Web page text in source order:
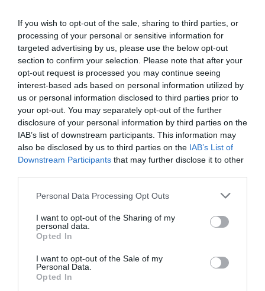
If you wish to opt-out of the sale, sharing to third parties, or
processing of your personal or sensitive information for
targeted advertising by us, please use the below opt-out
section to confirm your selection. Please note that after your
opt-out request is processed you may continue seeing
interest-based ads based on personal information utilized by
us or personal information disclosed to third parties prior to
your opt-out. You may separately opt-out of the further
disclosure of your personal information by third parties on the
IAB’s list of downstream participants. This information may
also be disclosed by us to third parties on the IAB’s List of
Downstream Participants that may further disclose it to other
Please note that this website/app uses one or more Google
not limited to your visit or usage behaviour. You may click to
grant or deny consent to Google and its third-party tags to
use your data for below specified purposes in below Google
consent section.
Personal Data Processing Opt Outs
I want to opt-out of the Sharing of my
personal data.
Opted In
I want to opt-out of the Sale of my
Personal Data.
Opted In
"A lelkünk mélyén mi is szerettünk volna egy második
babát, de eddig nem jött össze, most pedig már úgy
vagyunk ezzel, hogy a lányunk – nincs rá jobb kifejezés
– annyira jól sikerült gyerek, hogy az ő életét szeretnénk
a lehető legszebbé tenni" – jegyezte meg azzal
kapcsolatban, miért mondtak le a második babáról.
A lányuk, Laura egyébként szeptemberben kezdte az első
osztályt, és ügyes a matematikában, de szeret olvasni,
szépen írni, illetve a kézügyessége is jó és állatorvos akar
lenni. Otthonukban lelkiismeretesen gondozza a
törpenyusziját és a két kuvaszukat, akikért odáig van.
Címkék: betegség Czene Attila küzdelem
felelősség,
Korábbi bejegyzések Következő bejegyzés